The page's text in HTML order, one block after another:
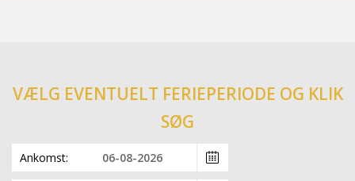
VÆLG EVENTUELT FERIEPERIODE OG KLIK
SØG
Ankomst: